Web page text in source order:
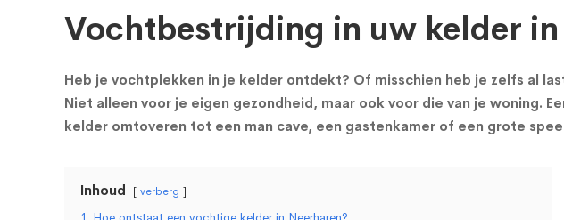
Vochtbestrijding in uw kelder
Heb je vochtplekken in je kelder ontdekt? Of misschien heb je zelfs al
Niet alleen voor je eigen gezondheid, maar ook voor die van je woning.
kelder omtoveren tot een man cave, een gastenkamer of een grote
Inhoud verberg